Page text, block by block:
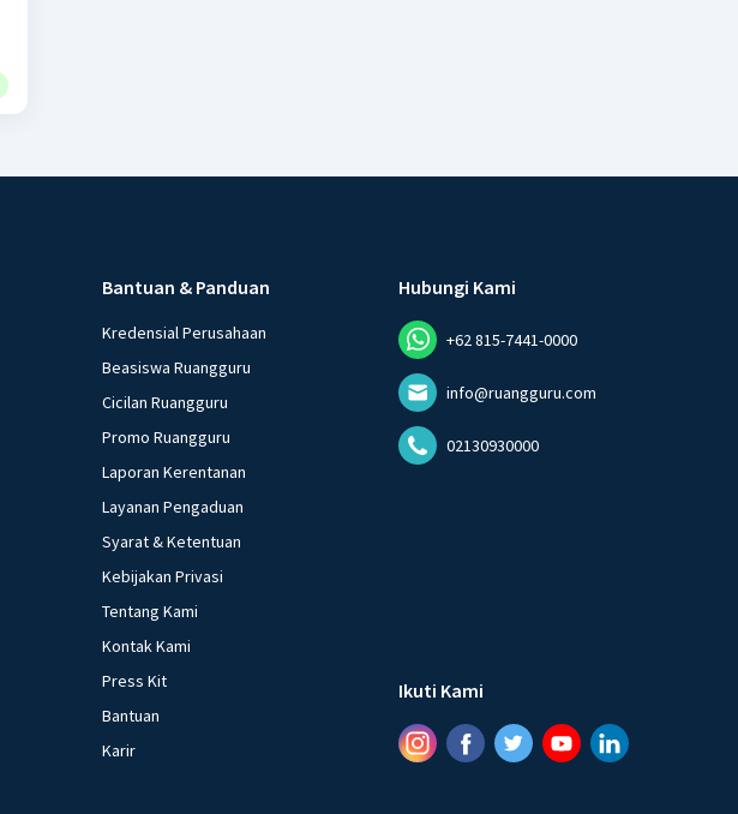
Bantuan & Panduan
Kredensial Perusahaan
Beasiswa Ruangguru
Cicilan Ruangguru
Promo Ruangguru
Laporan Kerentanan
Layanan Pengaduan
Syarat & Ketentuan
Kebijakan Privasi
Tentang Kami
Kontak Kami
Press Kit
Bantuan
Karir
Hubungi Kami
+62 815-7441-0000
info@ruangguru.com
02130930000
Ikuti Kami